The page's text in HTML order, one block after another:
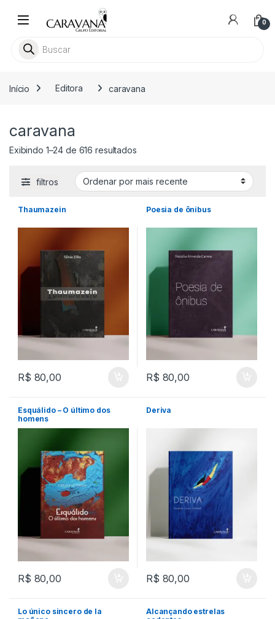
0
Pesquisar livros
Início Editora caravana
caravana
Exibindo 1–24 de 616 resultadosClassificado por mais recente
filtros
Thaumazein
R$ 80,00
Poesia de ônibus
R$ 80,00
Esquálido – O último dos
homens
R$ 80,00
Deriva
R$ 80,00
Lo único sincero de la
Alcançando estrelas